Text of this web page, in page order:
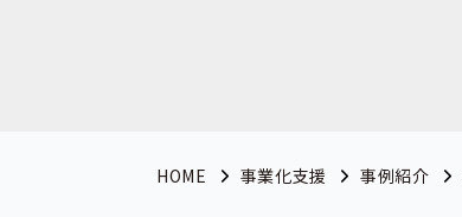
HOME 事業化支援 事例紹介